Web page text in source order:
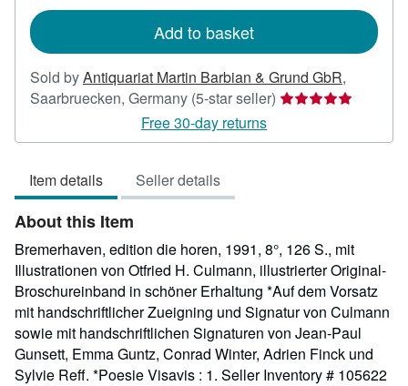
Add to basket
Sold byAntiquariat Martin Barbian & Grund GbR,
Saarbruecken, Germany (5-star seller) Seller
5
Free 30-day returns
Item details Seller details
About this Item
Bremerhaven, edition die horen, 1991, 8°, 126 S., mit
Illustrationen von Otfried H. Culmann, illustrierter Original-
Broschureinband in schöner Erhaltung *Auf dem Vorsatz
mit handschriftlicher Zueigning und Signatur von Culmann
sowie mit handschriftlichen Signaturen von Jean-Paul
Gunsett, Emma Guntz, Conrad Winter, Adrien Finck und
Sylvie Reff. *Poesie Visavis : 1. Seller Inventory # 105622